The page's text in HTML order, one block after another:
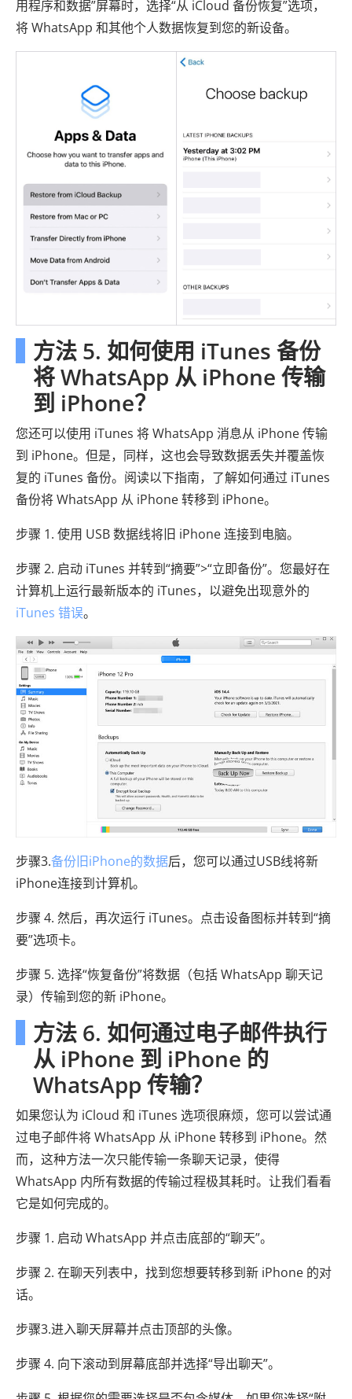
用程序和数据”屏幕时，选择“从 iCloud 备份恢复”选项，
将 WhatsApp 和其他个人数据恢复到您的新设备。
方法 5. 如何使用 iTunes 备份
将 WhatsApp 从 iPhone 传输
到 iPhone？
您还可以使用 iTunes 将 WhatsApp 消息从 iPhone 传输
到 iPhone。但是，同样，这也会导致数据丢失并覆盖恢
复的 iTunes 备份。阅读以下指南，了解如何通过 iTunes
备份将 WhatsApp 从 iPhone 转移到 iPhone。
步骤 1. 使用 USB 数据线将旧 iPhone 连接到电脑。
步骤 2. 启动 iTunes 并转到“摘要”>“立即备份”。您最好在
计算机上运行最新版本的 iTunes，以避免出现意外的
iTunes 错误。
步骤3.备份旧iPhone的数据后，您可以通过USB线将新
iPhone连接到计算机。
步骤 4. 然后，再次运行 iTunes。点击设备图标并转到“摘
要”选项卡。
步骤 5. 选择“恢复备份”将数据（包括 WhatsApp 聊天记
录）传输到您的新 iPhone。
方法 6. 如何通过电子邮件执行
从 iPhone 到 iPhone 的
WhatsApp 传输？
如果您认为 iCloud 和 iTunes 选项很麻烦，您可以尝试通
过电子邮件将 WhatsApp 从 iPhone 转移到 iPhone。然
而，这种方法一次只能传输一条聊天记录，使得
WhatsApp 内所有数据的传输过程极其耗时。让我们看看
它是如何完成的。
步骤 1. 启动 WhatsApp 并点击底部的“聊天”。
步骤 2. 在聊天列表中，找到您想要转移到新 iPhone 的对
话。
步骤3.进入聊天屏幕并点击顶部的头像。
步骤 4. 向下滚动到屏幕底部并选择“导出聊天”。